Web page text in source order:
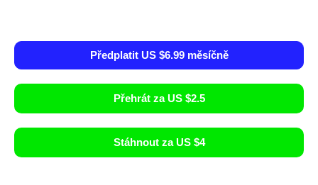
Předplatit US $6.99 měsíčně
Přehrát za US $2.5
Stáhnout za US $4